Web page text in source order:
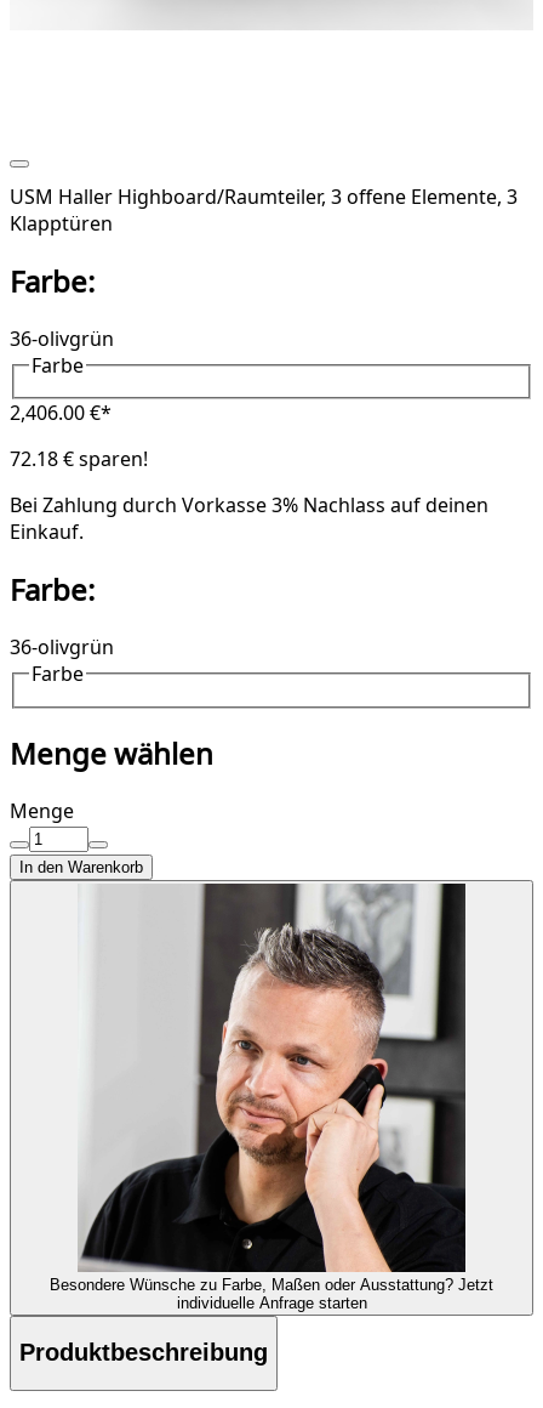
USM Haller Highboard/Raumteiler, 3 offene Elemente, 3
Klapptüren
Farbe:
36-olivgrün
Farbe
2,406.00 €*
72.18 € sparen!
Bei Zahlung durch Vorkasse3% Nachlass auf deinen
Einkauf.
Farbe:
36-olivgrün
Farbe
Menge wählen
Menge
In den Warenkorb
Besondere Wünsche zu Farbe, Maßen oder Ausstattung? Jetzt
individuelle Anfrage starten
Produktbeschreibung